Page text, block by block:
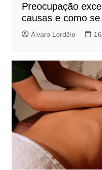
Preocupação
causas e como
Álvaro Lordêlo